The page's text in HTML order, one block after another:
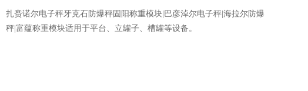
扎赉诺尔电子秤牙克石防爆秤固阳称重模块|巴彦淖尔电子秤|海拉尔防爆
秤|富蕴称重模块适用于平台、立罐子、槽罐等设备。